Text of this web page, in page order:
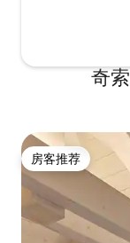
奇
房客推荐
房客推荐